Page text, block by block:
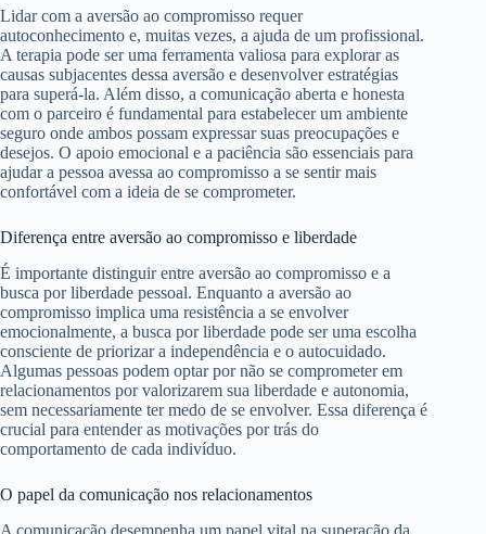
Lidar com a aversão ao compromisso requer
autoconhecimento e, muitas vezes, a ajuda de um profissional.
A terapia pode ser uma ferramenta valiosa para explorar as
causas subjacentes dessa aversão e desenvolver estratégias
para superá-la. Além disso, a comunicação aberta e honesta
com o parceiro é fundamental para estabelecer um ambiente
seguro onde ambos possam expressar suas preocupações e
desejos. O apoio emocional e a paciência são essenciais para
ajudar a pessoa avessa ao compromisso a se sentir mais
confortável com a ideia de se comprometer.
Diferença entre aversão ao compromisso e liberdade
É importante distinguir entre aversão ao compromisso e a
busca por liberdade pessoal. Enquanto a aversão ao
compromisso implica uma resistência a se envolver
emocionalmente, a busca por liberdade pode ser uma escolha
consciente de priorizar a independência e o autocuidado.
Algumas pessoas podem optar por não se comprometer em
relacionamentos por valorizarem sua liberdade e autonomia,
sem necessariamente ter medo de se envolver. Essa diferença é
crucial para entender as motivações por trás do
comportamento de cada indivíduo.
O papel da comunicação nos relacionamentos
A comunicação desempenha um papel vital na superação da